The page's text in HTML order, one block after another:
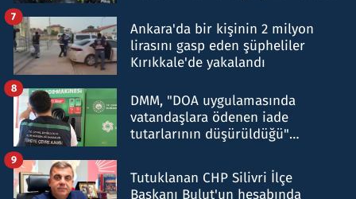
Ankara'da bir kişinin 2 milyon
lirasını gasp eden şüpheliler
Kırıkkale'de yakalandı
7
DMM, "DOA uygulamasında
vatandaşlara ödenen iade
tutarlarının düşürüldüğü"
8
Tutuklanan CHP Silivri İlçe
Başkanı Bulut'un hesabında
9